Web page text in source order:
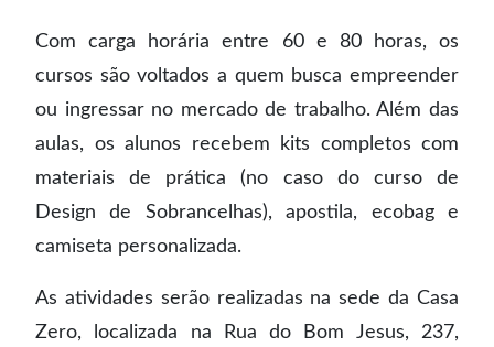
Com carga horária entre 60 e 80 horas, os
cursos são voltados a quem busca empreender
ou ingressar no mercado de trabalho. Além das
aulas, os alunos recebem kits completos com
materiais de prática (no caso do curso de
Design de Sobrancelhas), apostila, ecobag e
camiseta personalizada.
As atividades serão realizadas na sede da Casa
Zero, localizada na Rua do Bom Jesus, 237,